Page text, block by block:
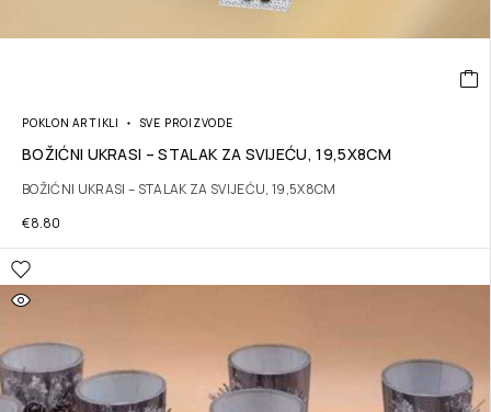
POKLON ARTIKLI SVE PROIZVODE
BOŽIĆNI UKRASI – STALAK ZA SVIJEĆU, 19,5X8CM
BOŽIĆNI UKRASI – STALAK ZA SVIJEĆU, 19,5X8CM
€8.80